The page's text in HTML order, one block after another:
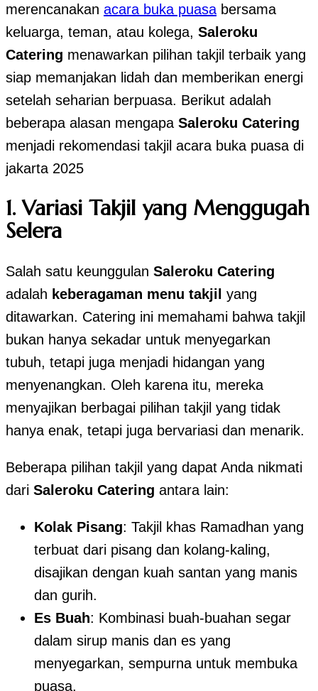
merencanakan acara buka puasa bersama
keluarga, teman, atau kolega, Saleroku
Catering menawarkan pilihan takjil terbaik yang
siap memanjakan lidah dan memberikan energi
setelah seharian berpuasa. Berikut adalah
beberapa alasan mengapa Saleroku Catering
menjadi rekomendasi takjil acara buka puasa di
jakarta 2025
1.Variasi Takjil yang Menggugah
Selera
Salah satu keunggulan Saleroku Catering
adalah keberagaman menu takjil yang
ditawarkan. Catering ini memahami bahwa takjil
bukan hanya sekadar untuk menyegarkan
tubuh, tetapi juga menjadi hidangan yang
menyenangkan. Oleh karena itu, mereka
menyajikan berbagai pilihan takjil yang tidak
hanya enak, tetapi juga bervariasi dan menarik.
Beberapa pilihan takjil yang dapat Anda nikmati
dari Saleroku Catering antara lain:
Kolak Pisang: Takjil khas Ramadhan yang
terbuat dari pisang dan kolang-kaling,
disajikan dengan kuah santan yang manis
dan gurih.
Es Buah: Kombinasi buah-buahan segar
dalam sirup manis dan es yang
menyegarkan, sempurna untuk membuka
puasa.